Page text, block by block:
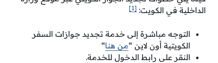
الداخلية في الكويت: [1]
التوجه مباشرة إلى خدمة تجديد جوازات السفر
الكويتية أون لاين “من هنا“
النقر على رابط الدخول للخدمة.